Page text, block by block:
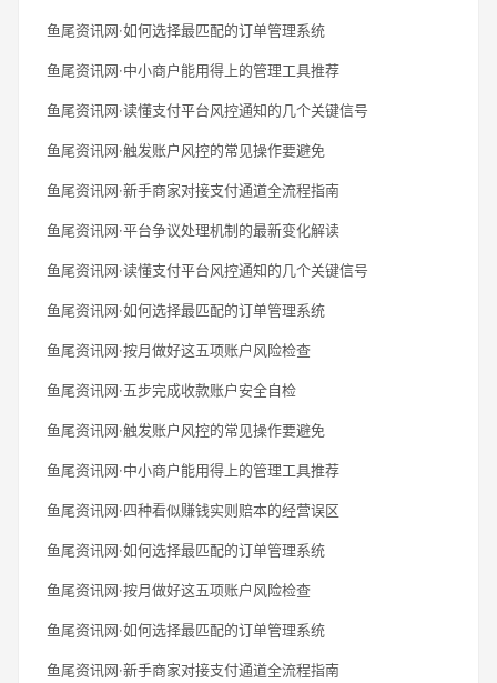
鱼尾资讯网·如何选择最匹配的订单管理系统
鱼尾资讯网·中小商户能用得上的管理工具推荐
鱼尾资讯网·读懂支付平台风控通知的几个关键信号
鱼尾资讯网·触发账户风控的常见操作要避免
鱼尾资讯网·新手商家对接支付通道全流程指南
鱼尾资讯网·平台争议处理机制的最新变化解读
鱼尾资讯网·读懂支付平台风控通知的几个关键信号
鱼尾资讯网·如何选择最匹配的订单管理系统
鱼尾资讯网·按月做好这五项账户风险检查
鱼尾资讯网·五步完成收款账户安全自检
鱼尾资讯网·触发账户风控的常见操作要避免
鱼尾资讯网·中小商户能用得上的管理工具推荐
鱼尾资讯网·四种看似赚钱实则赔本的经营误区
鱼尾资讯网·如何选择最匹配的订单管理系统
鱼尾资讯网·按月做好这五项账户风险检查
鱼尾资讯网·如何选择最匹配的订单管理系统
鱼尾资讯网·新手商家对接支付通道全流程指南